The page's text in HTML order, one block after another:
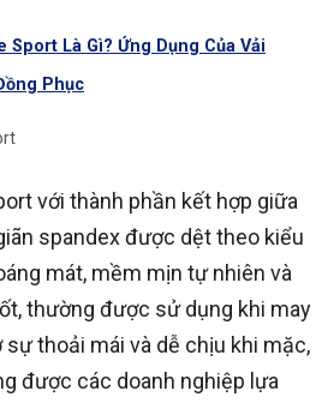
Sport Là Gì? Ứng Dụng Của Vải
Phục
với thành phần kết hợp giữa
spandex được dệt theo kiểu
mát, mềm mịn tự nhiên và
thường được sử dụng khi may
thoải mái và dễ chịu khi mặc,
được các doanh nghiệp lựa